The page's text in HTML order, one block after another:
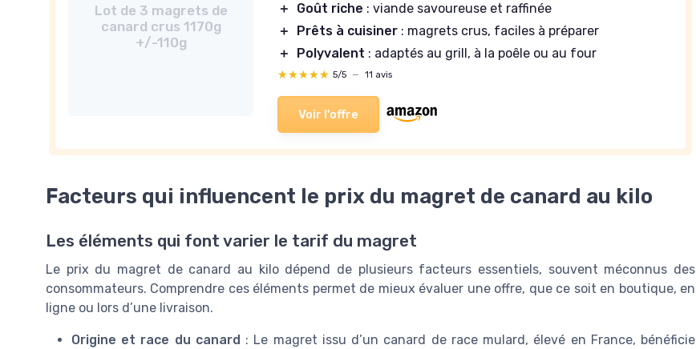
Lot de 3 magrets de
canard crus 1170g
+/-110g
＋
Goût riche : viande savoureuse et raffinée
＋
Prêts à cuisiner : magrets crus, faciles à préparer
＋
Polyvalent : adaptés au grill, à la poêle ou au four
★★★★★
★★★★★ 5/5 — 11 avis
Voir l'offre
Facteurs qui influencent le prix du magret de canard au kilo
Les éléments qui font varier le tarif du magret
Le prix du magret de canard au kilo dépend de plusieurs facteurs essentiels, souvent méconnus des
consommateurs. Comprendre ces éléments permet de mieux évaluer une offre, que ce soit en boutique, en
ligne ou lors d’une livraison.
Origine et race du canard : Le magret issu d’un canard de race mulard, élevé en France, bénéficie